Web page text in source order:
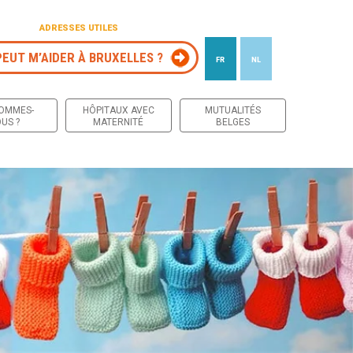
ADRESSES UTILES
M’AIDER À BRUXELLES ? FR NL
?
HÔPITAUX AVEC
MATERNITÉ
MUTUALITÉS
BELGES